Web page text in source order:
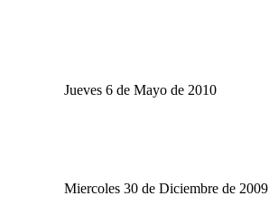
Jueves 6 de Mayo de 2010
Miercoles 30 de Diciembre de 2009